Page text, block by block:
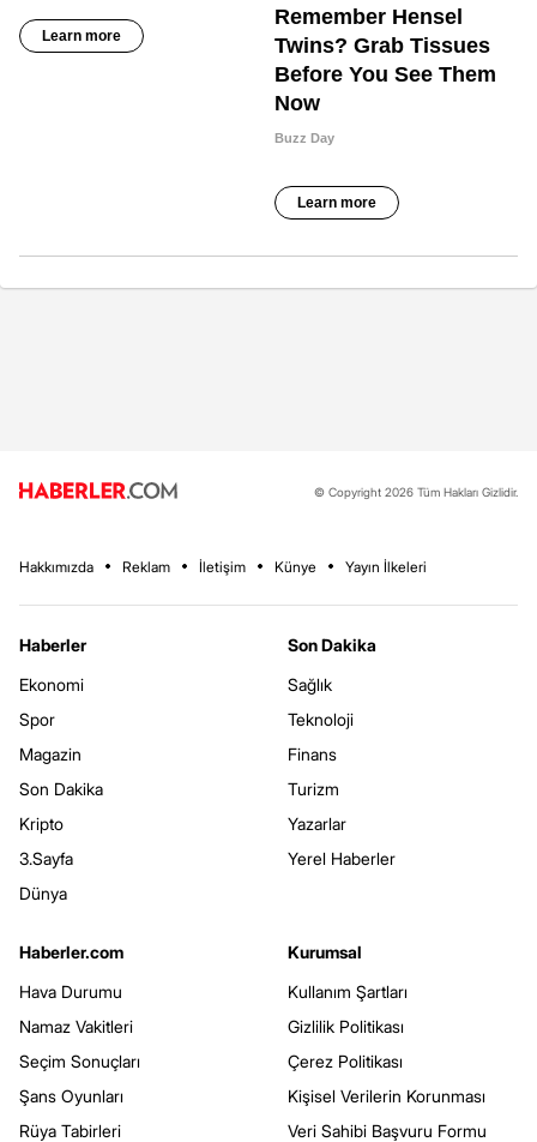
© Copyright 2026 Tüm Hakları Gizlidir.
Hakkımızda Reklam İletişim Künye Yayın İlkeleri
Haberler
Ekonomi
Spor
Magazin
Son Dakika
Kripto
3.Sayfa
Dünya
Son Dakika
Sağlık
Teknoloji
Finans
Turizm
Yazarlar
Yerel Haberler
Haberler.com
Hava Durumu
Namaz Vakitleri
Seçim Sonuçları
Şans Oyunları
Rüya Tabirleri
Kurumsal
Kullanım Şartları
Gizlilik Politikası
Çerez Politikası
Kişisel Verilerin Korunması
Veri Sahibi Başvuru Formu